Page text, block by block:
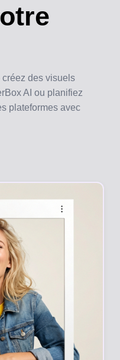
des visuels
AI ou planifiez
plateformes avec